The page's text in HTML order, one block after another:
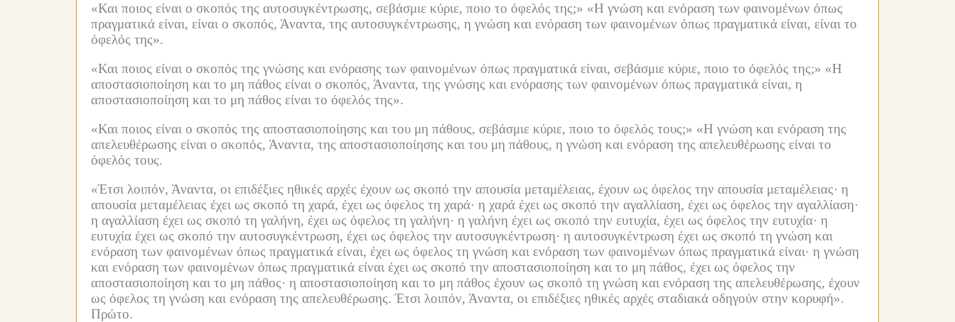
«Και ποιος είναι ο σκοπός της αυτοσυγκέντρωσης, σεβάσμιε κύριε, ποιο το όφελός της;» «Η γνώση και ενόραση των φαινομένων όπως
πραγματικά είναι, είναι ο σκοπός, Άναντα, της αυτοσυγκέντρωσης, η γνώση και ενόραση των φαινομένων όπως πραγματικά είναι, είναι το
όφελός της».
«Και ποιος είναι ο σκοπός της γνώσης και ενόρασης των φαινομένων όπως πραγματικά είναι, σεβάσμιε κύριε, ποιο το όφελός της;» «Η
αποστασιοποίηση και το μη πάθος είναι ο σκοπός, Άναντα, της γνώσης και ενόρασης των φαινομένων όπως πραγματικά είναι, η
αποστασιοποίηση και το μη πάθος είναι το όφελός της».
«Και ποιος είναι ο σκοπός της αποστασιοποίησης και του μη πάθους, σεβάσμιε κύριε, ποιο το όφελός τους;» «Η γνώση και ενόραση της
απελευθέρωσης είναι ο σκοπός, Άναντα, της αποστασιοποίησης και του μη πάθους, η γνώση και ενόραση της απελευθέρωσης είναι το
όφελός τους.
«Έτσι λοιπόν, Άναντα, οι επιδέξιες ηθικές αρχές έχουν ως σκοπό την απουσία μεταμέλειας, έχουν ως όφελος την απουσία μεταμέλειας· η
απουσία μεταμέλειας έχει ως σκοπό τη χαρά, έχει ως όφελος τη χαρά· η χαρά έχει ως σκοπό την αγαλλίαση, έχει ως όφελος την αγαλλίαση·
η αγαλλίαση έχει ως σκοπό τη γαλήνη, έχει ως όφελος τη γαλήνη· η γαλήνη έχει ως σκοπό την ευτυχία, έχει ως όφελος την ευτυχία· η
ευτυχία έχει ως σκοπό την αυτοσυγκέντρωση, έχει ως όφελος την αυτοσυγκέντρωση· η αυτοσυγκέντρωση έχει ως σκοπό τη γνώση και
ενόραση των φαινομένων όπως πραγματικά είναι, έχει ως όφελος τη γνώση και ενόραση των φαινομένων όπως πραγματικά είναι· η γνώση
και ενόραση των φαινομένων όπως πραγματικά είναι έχει ως σκοπό την αποστασιοποίηση και το μη πάθος, έχει ως όφελος την
αποστασιοποίηση και το μη πάθος· η αποστασιοποίηση και το μη πάθος έχουν ως σκοπό τη γνώση και ενόραση της απελευθέρωσης, έχουν
ως όφελος τη γνώση και ενόραση της απελευθέρωσης. Έτσι λοιπόν, Άναντα, οι επιδέξιες ηθικές αρχές σταδιακά οδηγούν στην κορυφή».
Πρώτο.